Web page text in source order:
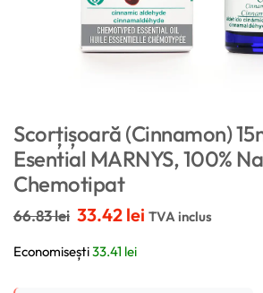
Scorțișoară (Cinnamon)
Esential MARNYS, 100%
Chemotipat
66.83lei 33.42 lei TVA inclus
Economisești33.41 lei